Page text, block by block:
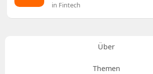
in Fintech
Über
Themen